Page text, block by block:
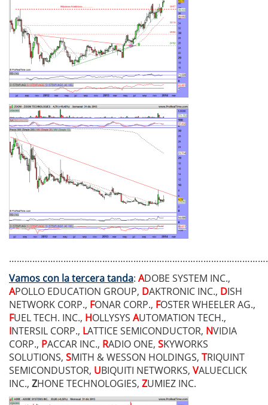
Vamos con la tercera tanda: ADOBE SYSTEM INC.,
APOLLO EDUCATION GROUP, DAKTRONIC INC., DISH
NETWORK CORP., FONAR CORP., FOSTER WHEELER AG.,
FUEL TECH. INC., HOLLYSYS AUTOMATION TECH.,
INTERSIL CORP., LATTICE SEMICONDUCTOR, NVIDIA
CORP., PACCAR INC., RADIO ONE, SKYWORKS
SOLUTIONS, SMITH & WESSON HOLDINGS, TRIQUINT
SEMICONDUSTOR, UBIQUITI NETWORKS, VALUECLICK
INC., ZHONE TECHNOLOGIES, ZUMIEZ INC.